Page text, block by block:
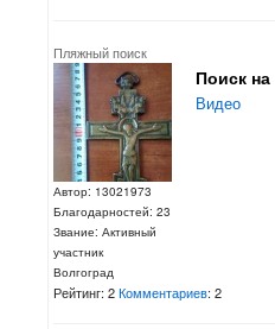
Пляжный поиск
Автор: 13021973
Благодарностей: 23
Звание: Активный
участник
Волгоград
Поиск
Видео
Рейтинг: 2Комментариев: 2